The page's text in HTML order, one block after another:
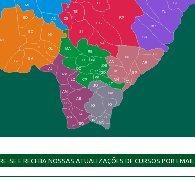
MI
AN
SE
TL
BR
SR
BT
AR
RP
JG
CG
SI
NA
TA
NH
JT
RB
MA
IT
DR
DO
CP
JU
NV
IQ
EL
BD
BO
NI
JD
PO
BV
CC
PP
AJ
LC
AM
AB
JP
DB
TE
CS
PR
TA
SQ
IG
MN
NO
BP
GL
AN
IV
FS
VC
GD
DE
SE E RECEBA NOSSAS ATUALIZAÇÕES DE CURSOS POR EMAIL